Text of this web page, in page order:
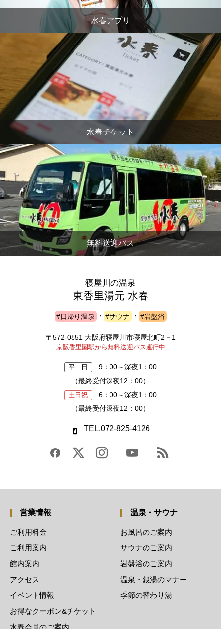
水春アプリ
水春チケット
無料送迎バス
寝屋川の温泉
東香里湯元 水春
#日帰り温泉 ・ #サウナ ・ #岩盤浴
〒572-0851 大阪府寝屋川市寝屋北町2－1
京阪香里園駅から無料送迎バス運行中
平 日
9：00～深夜1：00
（最終受付深夜12：00）
土日祝
6：00～深夜1：00
（最終受付深夜12：00）
TEL.072-825-4126
営業情報
ご利用料金
ご利用案内
館内案内
アクセス
イベント情報
お得なクーポン&チケット
水春会員のご案内
温泉・サウナ
お風呂のご案内
サウナのご案内
岩盤浴のご案内
温泉・銭湯のマナー
季節の替わり湯